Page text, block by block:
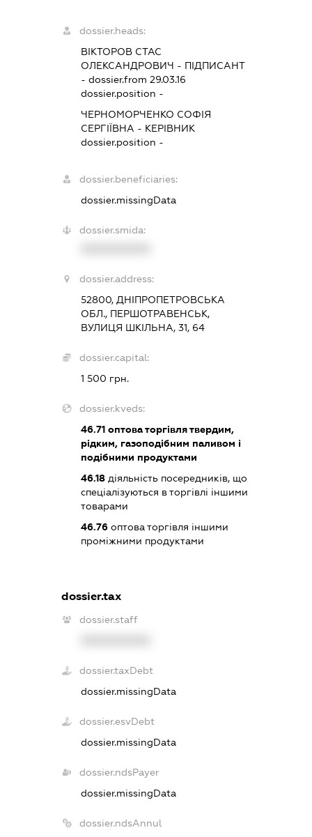
dossier.heads:
ВІКТОРОВ СТАС
ОЛЕКСАНДРОВИЧ - ПІДПИСАНТ
- dossier.from 29.03.16
dossier.position -
ЧЕРНОМОРЧЕНКО СОФІЯ
СЕРГІЇВНА - КЕРІВНИК
dossier.position -
dossier.beneficiaries:
dossier.missingData
dossier.smida:
dossier.address:
52800, ДНІПРОПЕТРОВСЬКА
ОБЛ., ПЕРШОТРАВЕНСЬК,
ВУЛИЦЯ ШКІЛЬНА, 31, 64
dossier.capital:
1 500 грн.
dossier.kveds:
46.71оптова торгівля твердим,
рідким, газоподібним паливом і
подібними продуктами
46.18діяльність посередників, що
спеціалізуються в торгівлі іншими
товарами
46.76оптова торгівля іншими
проміжними продуктами
dossier.tax
dossier.staff
dossier.taxDebt
dossier.missingData
dossier.esvDebt
dossier.missingData
dossier.ndsPayer
dossier.missingData
dossier.ndsAnnul